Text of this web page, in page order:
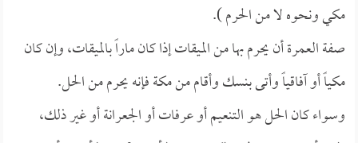
مكي ونحوه لا من الحرم ).
صفة العمرة أن يحرم بها من الميقات إذا كان ماراً بالميقات، وإن كان
مكياً أو آفاقياً وأتى بنسك وأقام من مكة فإنه يحرم من الحل.
وسواء كان الحل هو التنعيم أو عرفات أو الجعرانة أو غير ذلك،